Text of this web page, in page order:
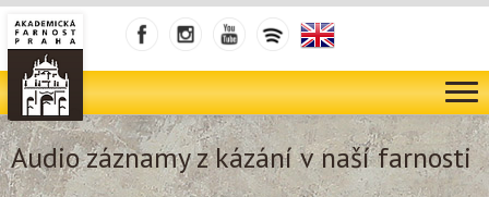
Audio záznamy z kázání v naší farnosti